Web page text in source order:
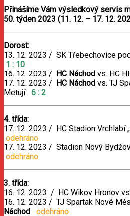
Přinášíme Vám výsledkový servis
50. týden 2023 (11. 12. – 17. 12.
Dorost:
13. 12. 2023 / SK Třebechovice
1 : 10
16. 12. 2023 / HC Náchod vs. HC
17. 12. 2023 / HC Náchod vs. TJ
Metují 6 : 2
4. třída:
17. 12. 2023 / HC Stadion Vrchlabí
odehráno
17. 12. 2023 / Stadion Nový
odehráno
3. třída:
16. 12. 2023 / HC Wikov Hronov vs.
16. 12. 2023 / TJ Spartak Nové
Náchod odehráno